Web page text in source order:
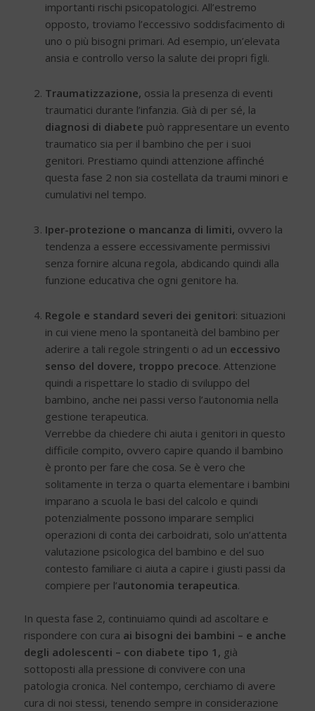
importanti rischi psicopatologici. All’estremo
opposto, troviamo l’eccessivo soddisfacimento di
uno o più bisogni primari. Ad esempio, un’elevata
ansia e controllo verso la salute dei propri figli.
Traumatizzazione, ossia la presenza di eventi
traumatici durante l’infanzia. Già di per sé, la
diagnosi di diabete può rappresentare un evento
traumatico sia per il bambino che per i suoi
genitori. Prestiamo quindi attenzione affinché
questa fase 2 non sia costellata da traumi minori e
cumulativi nel tempo.
Iper-protezione o mancanza di limiti, ovvero la
tendenza a essere eccessivamente permissivi
senza fornire alcuna regola, abdicando quindi alla
funzione educativa che ogni genitore ha.
Regole e standard severi dei genitori: situazioni
in cui viene meno la spontaneità del bambino per
aderire a tali regole stringenti o ad un eccessivo
senso del dovere, troppo precoce. Attenzione
quindi a rispettare lo stadio di sviluppo del
bambino, anche nei passi verso l’autonomia nella
gestione terapeutica.
Verrebbe da chiedere chi aiuta i genitori in questo
difficile compito, ovvero capire quando il bambino
è pronto per fare che cosa. Se è vero che
solitamente in terza o quarta elementare i bambini
imparano a scuola le basi del calcolo e quindi
potenzialmente possono imparare semplici
operazioni di conta dei carboidrati, solo un’attenta
valutazione psicologica del bambino e del suo
contesto familiare ci aiuta a capire i giusti passi da
compiere per l’autonomia terapeutica.
In questa fase 2, continuiamo quindi ad ascoltare e
rispondere con cura ai bisogni dei bambini – e anche
degli adolescenti – con diabete tipo 1, già
sottoposti alla pressione di convivere con una
patologia cronica. Nel contempo, cerchiamo di avere
cura di noi stessi, tenendo sempre in considerazione